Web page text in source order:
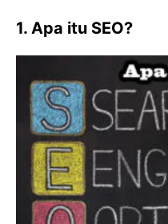
1. Apa itu SEO?